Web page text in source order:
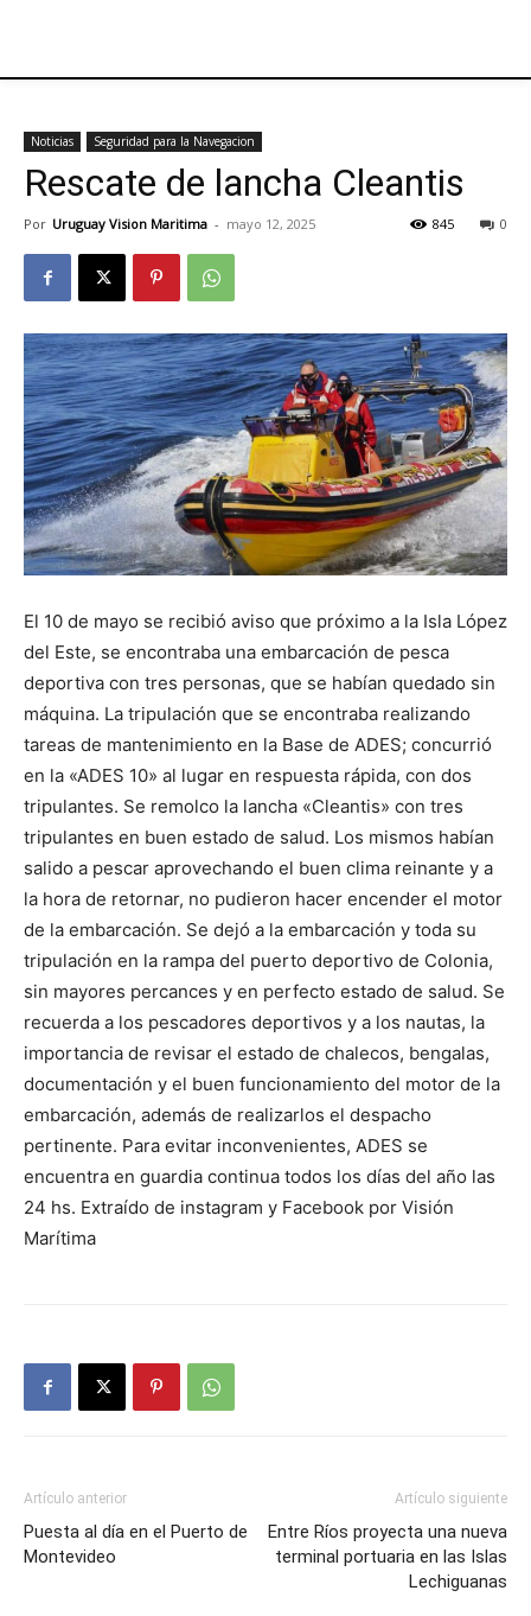
Noticias Seguridad para la Navegacion
Rescate de lancha Cleantis
Por Uruguay Vision Maritima - mayo 12, 2025 0
845
El 10 de mayo se recibió aviso que próximo a la Isla López
del Este, se encontraba una embarcación de pesca
deportiva con tres personas, que se habían quedado sin
máquina. La tripulación que se encontraba realizando
tareas de mantenimiento en la Base de ADES; concurrió
en la «ADES 10» al lugar en respuesta rápida, con dos
tripulantes. Se remolco la lancha «Cleantis» con tres
tripulantes en buen estado de salud. Los mismos habían
salido a pescar aprovechando el buen clima reinante y a
la hora de retornar, no pudieron hacer encender el motor
de la embarcación. Se dejó a la embarcación y toda su
tripulación en la rampa del puerto deportivo de Colonia,
sin mayores percances y en perfecto estado de salud. Se
recuerda a los pescadores deportivos y a los nautas, la
importancia de revisar el estado de chalecos, bengalas,
documentación y el buen funcionamiento del motor de la
embarcación, además de realizarlos el despacho
pertinente. Para evitar inconvenientes, ADES se
encuentra en guardia continua todos los días del año las
24 hs. Extraído de instagram y Facebook por Visión
Marítima
Artículo anterior
Puesta al día en el Puerto de
Montevideo
Artículo siguiente
Entre Ríos proyecta una nueva
terminal portuaria en las Islas
Lechiguanas